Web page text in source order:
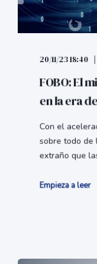
20/11/23 18:40
FOBO: El
en la era
Con el
sobre todo de
extraño que
Empieza a leer